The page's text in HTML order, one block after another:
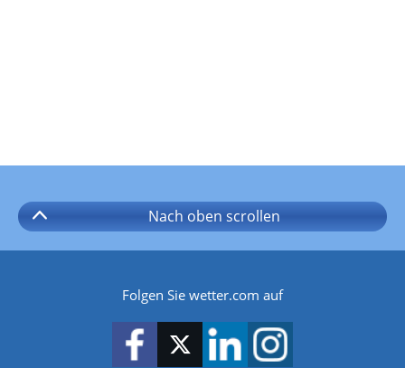
Nach oben scrollen
Folgen Sie wetter.com auf